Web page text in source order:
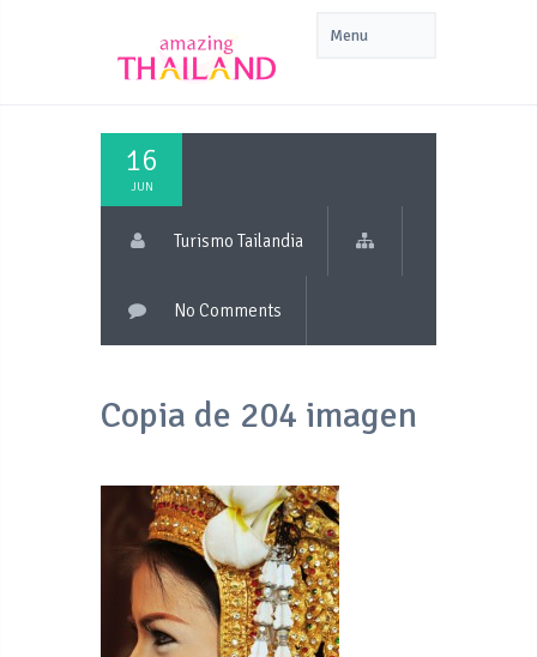
16
JUN
Turismo Tailandia
No Comments
Copia de 204 imagen